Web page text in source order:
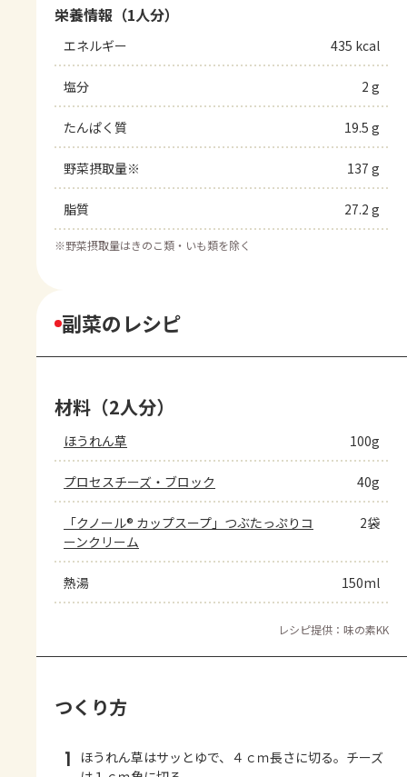
栄養情報（1人分）
エネルギー 435 kcal
塩分 2 g
たんぱく質 19.5 g
野菜摂取量※ 137 g
脂質 27.2 g
※野菜摂取量はきのこ類・いも類を除く
副菜のレシピ
材料（2人分）
ほうれん草 100g
プロセスチーズ・ブロック 40g
「クノール® カップスープ」つぶたっぷりコ
ーンクリーム
2袋
熱湯 150ml
レシピ提供：味の素KK
つくり方
1
ほうれん草はサッとゆで、４ｃｍ長さに切る。チーズ